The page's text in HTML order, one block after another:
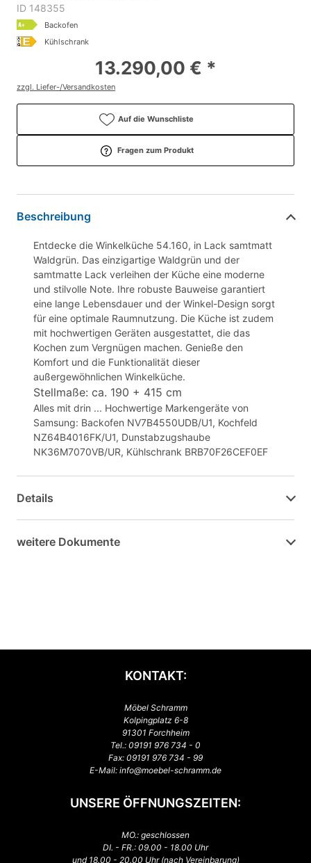
ID 148355
Backofen
Kühlschrank
13.290,00 € *
zzgl. Liefer-/Versandkosten
Auf die Wunschliste
Fragen zum Produkt
Beschreibung
Entdecke die Winkelküche 54.160, in Lack samtmatt
Waldgrün. Das einzigartige Waldgrün und der
samtmatte Lack verleihen der Küche eine moderne
und stilvolle Note. Ihre robuste Bauweise garantiert
eine lange Lebensdauer und der Winkel-Design sorgt
für eine optimale Raumnutzung. Die Küche ist zudem
mit hochwertigen Geräten ausgestattet, die das
Kochen zum Vergnügen machen. Genieße den
Komfort und die Funktionalität dieser
außergewöhnlichen Winkelküche.
Stellmaße: ca. 190 + 415 cm
Alles mit drin ... Hochwertige Markengeräte von
Samsung: Backofen NV7B4550UDB/U1, Kochfeld
NZ64B4016FK/U1, Dunstabzugshaube
NK36M7070VB/UR, Kühlschrank BRB70F26CEF0EF
Details
weitere Dokumente
KONTAKT:
Möbel Schramm
Kolpingplatz 6-8
91301 Forchheim
Tel.: 09191 976 734 - 0
Fax: 09191 976 734 - 99
E-Mail: info@moebel-schramm.de
UNSERE ÖFFNUNGSZEITEN:
MO.: geschlossen
DI. - FR.: 09.00 - 18.00 Uhr
und 18.00 - 20.00 Uhr (nach Vereinbarung)